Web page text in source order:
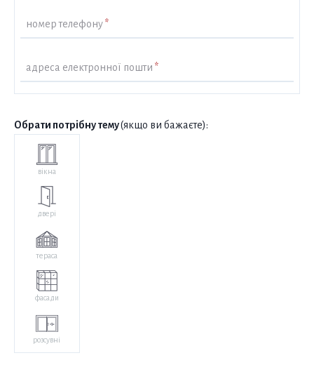
номер телефону*
адреса електронної пошти *
Обрати потрібну тему(якщо ви бажаєте):
вікна
двері
тераса
фасади
розсувні